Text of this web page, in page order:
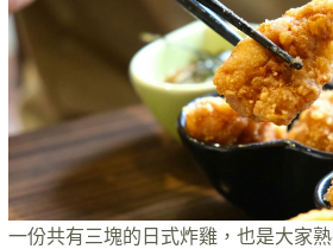
一份共有三塊的日式炸雞，也是大家